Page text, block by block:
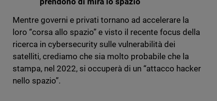
Mentre governi e privati tornano ad accelerare la
loro “corsa allo spazio” e visto il recente focus della
ricerca in cybersecurity sulle vulnerabilità dei
satelliti, crediamo che sia molto probabile che la
stampa, nel 2022, si occuperà di un “attacco hacker
nello spazio”.